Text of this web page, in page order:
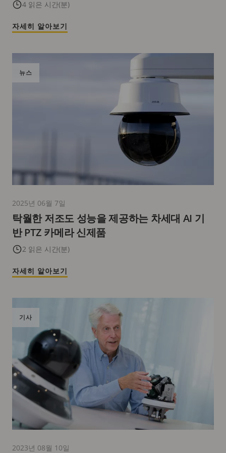
4 읽은 시간(분)
자세히 알아보기
탁월한 저조도 성능을 제공하는 차세대 AI 기
반 PTZ 카메라 신제품
2 읽은 시간(분)
뉴스
2025년 06월 7일
자세히 알아보기
기사
2023년 08월 10일